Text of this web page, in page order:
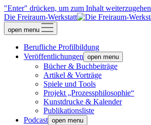
"Enter" drücken, um zum Inhalt weiterzugehen
Die Freiraum-Werkstatt
open menu
Berufliche Profilbildung
Veröffentlichungen open menu
Bücher & Buchbeiträge
Artikel & Vorträge
Spiele und Tools
Projekt „Prozessphilosophie“
Kunstdrucke & Kalender
Publikationsliste
Podcast open menu